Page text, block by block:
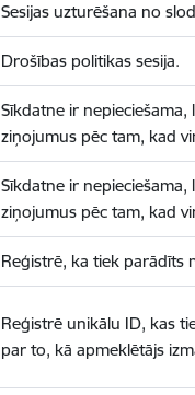
Sesijas uzturēšana no
Drošības politikas sesija.
Sīkdatne ir
ziņojumus pēc tam, kad
Sīkdatne ir
ziņojumus pēc tam, kad
Reģistrē, ka tiek parādīts
Reģistrē unikālu ID, kas
par to, kā apmeklētājs